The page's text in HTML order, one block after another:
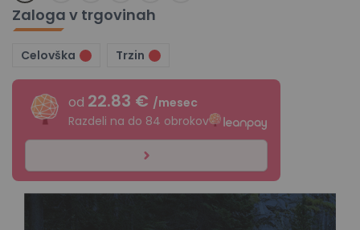
Zaloga v trgovinah
Celovška Trzin
od 22.83 € /mesec
Razdeli na do 84 obrokov